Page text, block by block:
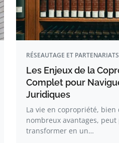
RÉSEAUTAGE ET PARTENARIATS
Les Enjeux de la
Complet pour
Juridiques
La vie en copropriété, bien
nombreux avantages, peut
transformer en un…